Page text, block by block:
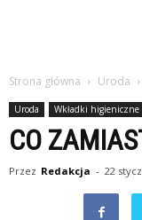
Strona główna Uroda
Uroda Wkładki higieniczne
CO
Przez Redakcja - 22